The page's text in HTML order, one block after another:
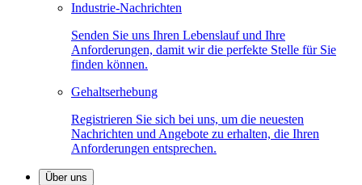
Industrie-Nachrichten
Senden Sie uns Ihren Lebenslauf und Ihre
Anforderungen, damit wir die perfekte Stelle für Sie
finden können.
Gehaltserhebung
Registrieren Sie sich bei uns, um die neuesten
Nachrichten und Angebote zu erhalten, die Ihren
Anforderungen entsprechen.
Über uns